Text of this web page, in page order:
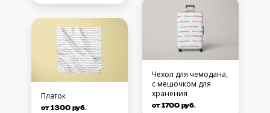
Платок
от 1300 руб.
Чехол для чемодана,
с мешочком для
хранения
от 1700 руб.